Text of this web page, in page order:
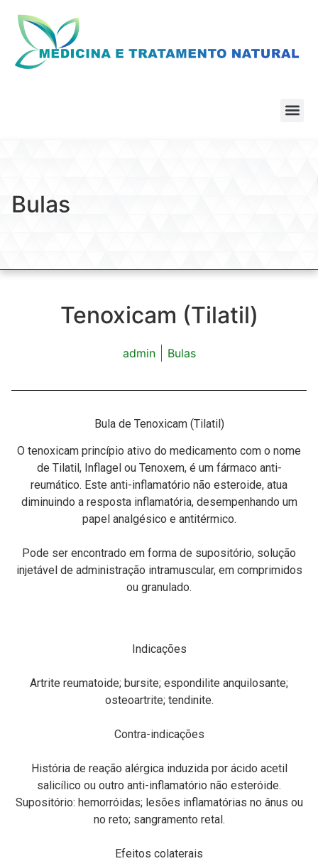
Bulas
Tenoxicam (Tilatil)
admin Bulas
Bula de Tenoxicam (Tilatil)
O tenoxicam princípio ativo do medicamento com o nome
de Tilatil, Inflagel ou Tenoxem, é um fármaco anti-
reumático. Este anti-inflamatório não esteroide, atua
diminuindo a resposta inflamatória, desempenhando um
papel analgésico e antitérmico.
Pode ser encontrado em forma de supositório, solução
injetável de administração intramuscular, em comprimidos
ou granulado.
Indicações
Artrite reumatoide; bursite; espondilite anquilosante;
osteoartrite; tendinite.
Contra-indicações
História de reação alérgica induzida por ácido acetil
salicílico ou outro anti-inflamatório não esteróide.
Supositório: hemorróidas; lesões inflamatórias no ânus ou
no reto; sangramento retal.
Efeitos colaterais